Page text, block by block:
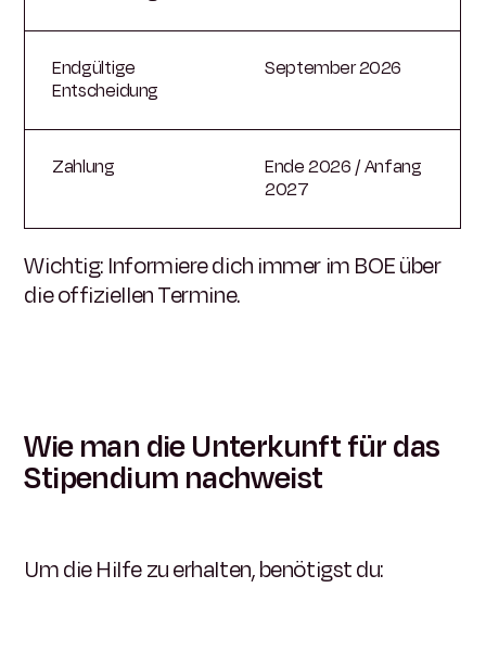
Endgültige
Entscheidung
September 2026
Zahlung
Ende 2026 / Anfang
2027
Wichtig: Informiere dich immer im BOE über
die offiziellen Termine.
Wie man die Unterkunft für das
Stipendium nachweist
Um die Hilfe zu erhalten, benötigst du: